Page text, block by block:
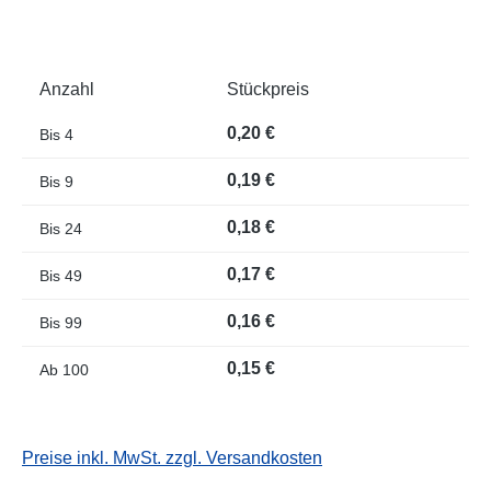
Anzahl Stückpreis
Bis 4 0,20 €
Bis 9 0,19 €
Bis 24 0,18 €
Bis 49 0,17 €
Bis 99 0,16 €
Ab 100 0,15 €
Preise inkl. MwSt. zzgl. Versandkosten